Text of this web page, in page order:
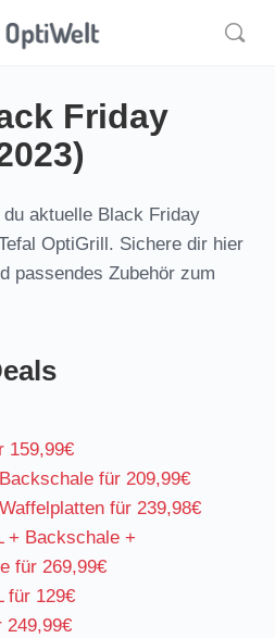
Friday
aktuelle Black Friday
OptiGrill. Sichere dir hier
passendes Zubehör zum
159,99€
für 209,99€
für 239,98€
+ Backschale +
für 269,99€
für 129€
249,99€